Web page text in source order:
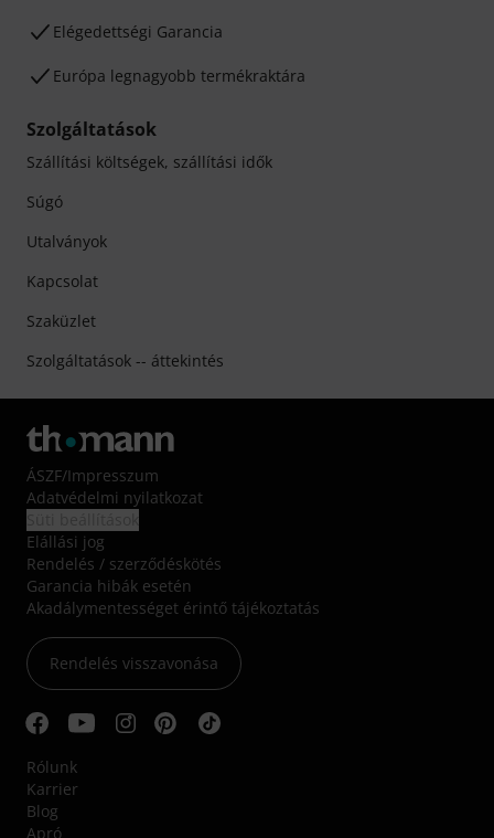
Elégedettségi Garancia
Európa legnagyobb termékraktára
Szolgáltatások
Szállítási költségek, szállítási idők
Súgó
Utalványok
Kapcsolat
Szaküzlet
Szolgáltatások -- áttekintés
ÁSZF/Impresszum
Adatvédelmi nyilatkozat
Elállási jog
Rendelés / szerződéskötés
Garancia hibák esetén
Akadálymentességet érintő tájékoztatás
Rendelés visszavonása
Rólunk
Karrier
Blog
Apró